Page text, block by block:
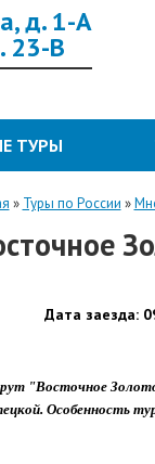
д. 1-А
23-В
ТУРЫ
» Туры по России »
Дата заезда:
"Восточное Золотое
Особенность